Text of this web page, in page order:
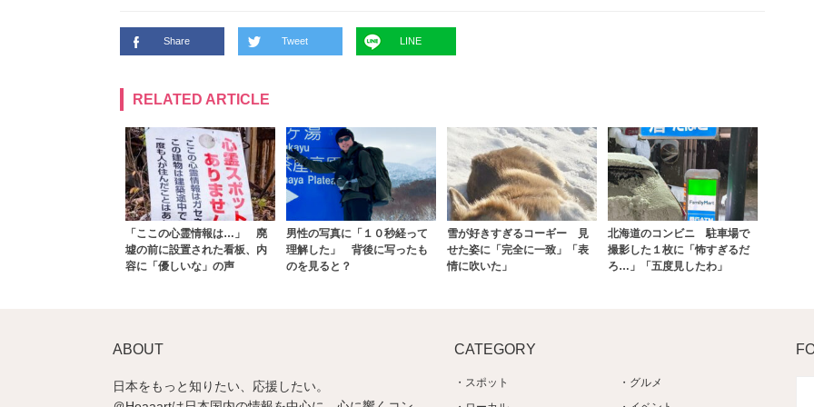
Share Tweet LINE
RELATED ARTICLE
「ここの心霊情報は…」 廃
墟の前に設置された看板、内
容に「優しいな」の声
男性の写真に「１０秒経って
理解した」 背後に写ったも
のを見ると？
雪が好きすぎるコーギー 見
せた姿に「完全に一致」「表
情に吹いた」
北海道のコンビニ 駐車場で
撮影した１枚に「怖すぎるだ
ろ…」「五度見したわ」
ABOUT
日本をもっと知りたい、応援したい。
CATEGORY
スポット
グルメ